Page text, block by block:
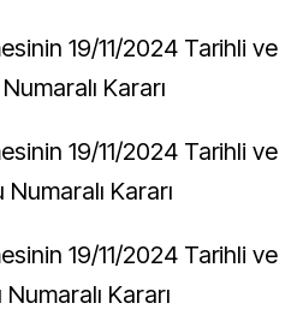
19/11/2024 Tarihli ve
Kararı
19/11/2024 Tarihli ve
Kararı
19/11/2024 Tarihli ve
Kararı